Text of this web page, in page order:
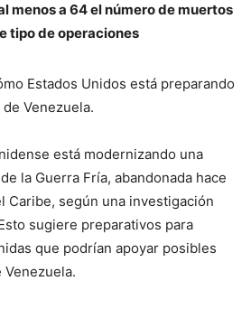
menos a 64 el número de muertos
tipo de operaciones
Estados Unidos está preparando
Venezuela.
está modernizando una
la Guerra Fría, abandonada hace
Caribe, según una investigación
sugiere preparativos para
que podrían apoyar posibles